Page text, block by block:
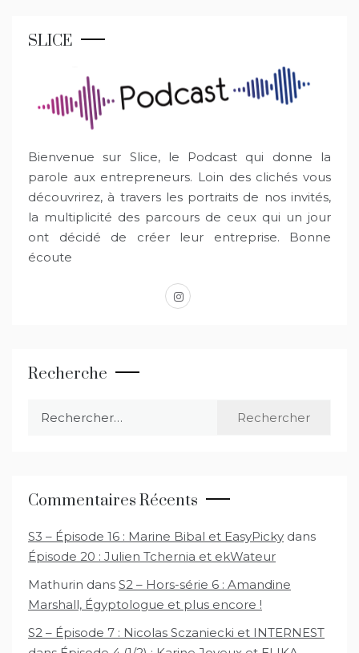
SLICE
Bienvenue sur Slice, le Podcast qui donne la
parole aux entrepreneurs. Loin des clichés vous
découvrirez, à travers les portraits de nos invités,
la multiplicité des parcours de ceux qui un jour
ont décidé de créer leur entreprise. Bonne
écoute
instagram
Recherche
Commentaires Récents
S3 – Épisode 16 : Marine Bibal et EasyPicky dans
Épisode 20 : Julien Tchernia et ekWateur
Mathurin dans S2 – Hors-série 6 : Amandine
Marshall, Égyptologue et plus encore !
S2 – Épisode 7 : Nicolas Sczaniecki et INTERNEST